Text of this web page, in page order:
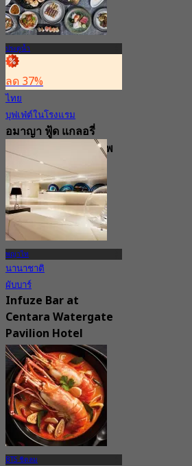
ประตูน้ำ
ลด 37%
ไทย
บุฟเฟ่ต์ในโรงแรม
อมาญา ฟู้ด แกลอรี่
โรงแรม อมารี กรุงเทพ
5K การจอง
จาก฿ 999
พญาไท
นานาชาติ
ผับบาร์
Infuze Bar at
Centara Watergate
Pavilion Hotel
New
จาก฿ 500
BTS ชิดลม